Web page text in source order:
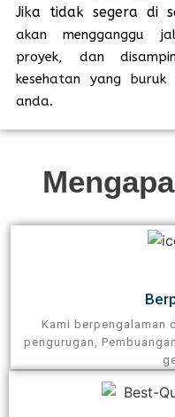
Jika tidak segera di
akan mengganggu
proyek, dan
kesehatan yang
anda.
Kami berpengalaman
pengurugan,